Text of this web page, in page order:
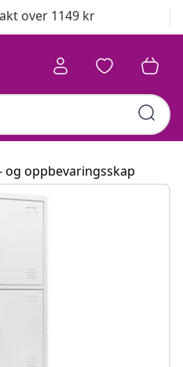
over 1149 kr
og oppbevaringsskap